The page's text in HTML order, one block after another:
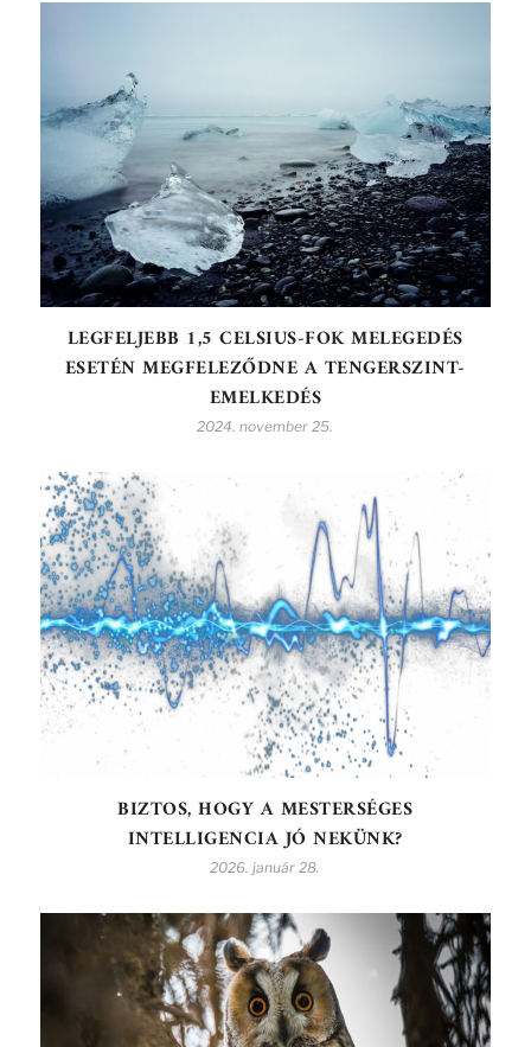
LEGFELJEBB 1,5 CELSIUS-FOK MELEGEDÉS
ESETÉN MEGFELEZŐDNE A TENGERSZINT-
EMELKEDÉS
2024. november 25.
BIZTOS, HOGY A MESTERSÉGES
INTELLIGENCIA JÓ NEKÜNK?
2026. január 28.